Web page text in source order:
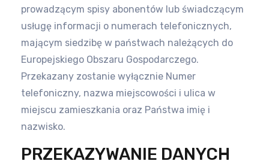
prowadzącym spisy abonentów lub świadczącym
usługę informacji o numerach telefonicznych,
mającym siedzibę w państwach należących do
Europejskiego Obszaru Gospodarczego.
Przekazany zostanie wyłącznie Numer
telefoniczny, nazwa miejscowości i ulica w
miejscu zamieszkania oraz Państwa imię i
nazwisko.
PRZEKAZYWANIE DANYCH